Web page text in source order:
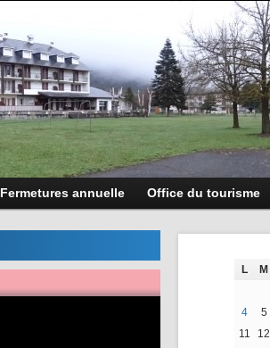
Fermetures annuelle Office du tourisme
L
M
4
5
11
12